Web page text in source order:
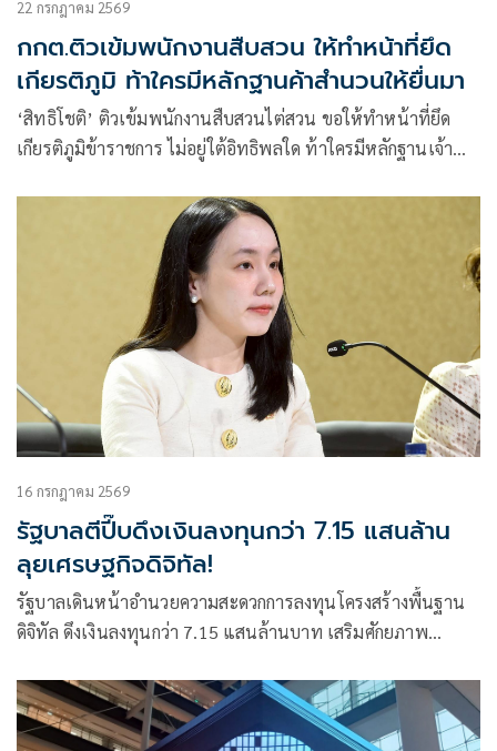
22 กรกฎาคม 2569
กกต.ติวเข้มพนักงานสืบสวน ให้ทำหน้าที่ยึด
เกียรติภูมิ ท้าใครมีหลักฐานค้าสำนวนให้ยื่นมา
‘สิทธิโชติ’ ติวเข้มพนักงานสืบสวนไต่สวน ขอให้ทำหน้าที่ยึด
เกียรติภูมิข้าราชการ ไม่อยู่ใต้อิทธิพลใด ท้าใครมีหลักฐานเจ้า
ชี้ตบทรัพย์นักการเมือง แค่ข่าวลือ รับ กกต.ชุดใหม่ประเมินผล
งาน เลขา ย้อนถึงปี 2568 ด้วย
16 กรกฎาคม 2569
รัฐบาลตีปี๊บดึงเงินลงทุนกว่า 7.15 แสนล้าน
ลุยเศรษฐกิจดิจิทัล!
รัฐบาลเดินหน้าอำนวยความสะดวกการลงทุนโครงสร้างพื้นฐาน
ดิจิทัล ดึงเงินลงทุนกว่า 7.15 แสนล้านบาท เสริมศักยภาพ